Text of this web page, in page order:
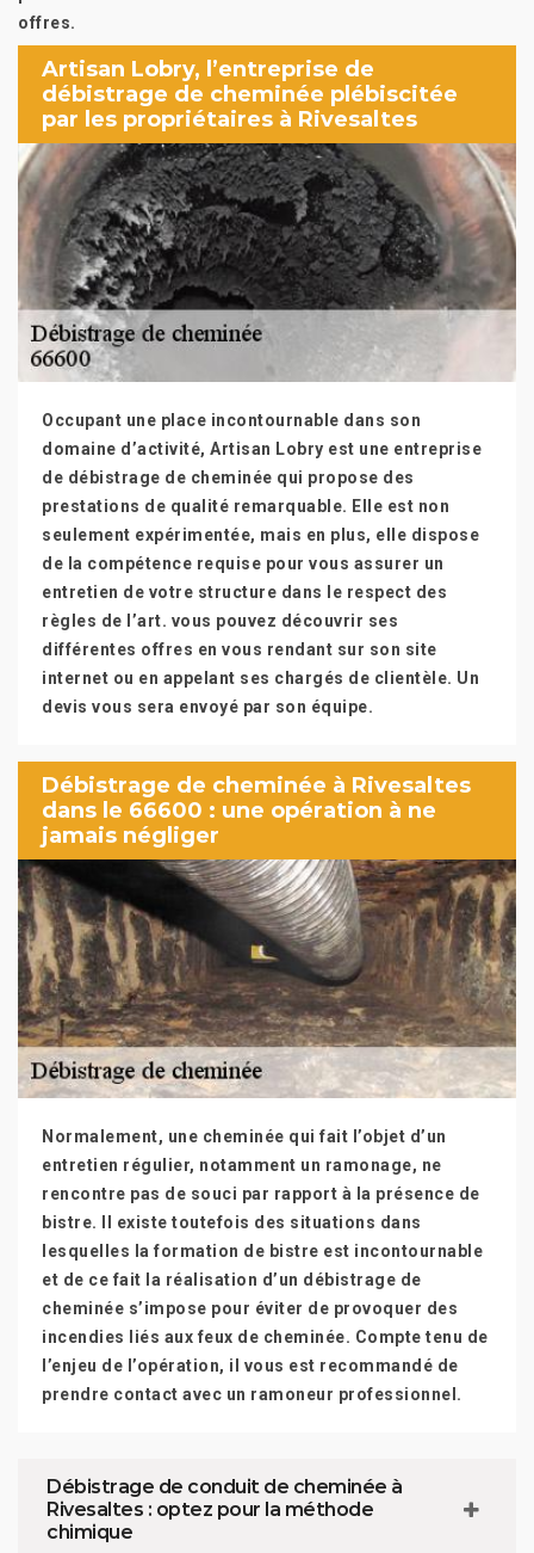
offres.
Artisan Lobry, l’entreprise de
débistrage de cheminée plébiscitée
par les propriétaires à Rivesaltes
Occupant une place incontournable dans son
domaine d’activité, Artisan Lobry est une entreprise
de débistrage de cheminée qui propose des
prestations de qualité remarquable. Elle est non
seulement expérimentée, mais en plus, elle dispose
de la compétence requise pour vous assurer un
entretien de votre structure dans le respect des
règles de l’art. vous pouvez découvrir ses
différentes offres en vous rendant sur son site
internet ou en appelant ses chargés de clientèle. Un
devis vous sera envoyé par son équipe.
Débistrage de cheminée à Rivesaltes
dans le 66600 : une opération à ne
jamais négliger
Normalement, une cheminée qui fait l’objet d’un
entretien régulier, notamment un ramonage, ne
rencontre pas de souci par rapport à la présence de
bistre. Il existe toutefois des situations dans
lesquelles la formation de bistre est incontournable
et de ce fait la réalisation d’un débistrage de
cheminée s’impose pour éviter de provoquer des
incendies liés aux feux de cheminée. Compte tenu de
l’enjeu de l’opération, il vous est recommandé de
prendre contact avec un ramoneur professionnel.
Débistrage de conduit de cheminée à
Rivesaltes : optez pour la méthode
chimique